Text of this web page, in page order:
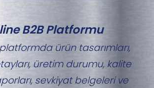
B2B Platformu
ürün tasarımları,
üretim durumu, kalite
sevkiyat belgeleri ve